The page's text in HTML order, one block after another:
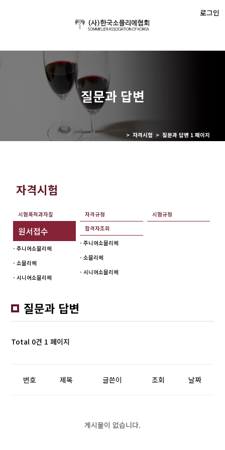
로그인
질문과 답변
> 자격시험 > 질문과 답변 1 페이지
자격시험
시험목적과자질 자격규정 시험규정
원서접수
- 주니어소믈리에
- 소믈리에
- 시니어소믈리에
합격자조회
- 주니어소믈리에
- 소믈리에
- 시니어소믈리에
질문과 답변
Total 0건 1 페이지
번호 제목 글쓴이 조회 날짜
게시물이 없습니다.